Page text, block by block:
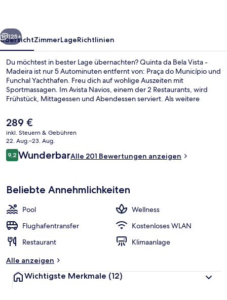
Weiter
125+
ÜbersichtZimmerLageRichtlinien
Du möchtest in bester Lage übernachten? Quinta da Bela Vista -
Madeira ist nur 5 Autominuten entfernt von: Praça do Município und
Funchal Yachthafen. Freu dich auf wohlige Auszeiten mit
Sportmassagen. Im Avista Navios, einem der 2 Restaurants, wird
Frühstück, Mittagessen und Abendessen serviert. Als weitere
eine Poolbar und einen Fitnessbereich. Andere Reisende haben viel
Gutes über das hilfsbereite Personal zu berichten.
Der
aktuelle
Preis
beträgt
289 €.
289 €
inkl. Steuern & Gebühren
22. Aug.–23. Aug.
Bewertungen
9,29,2 von 10.
WunderbarAlle 201 Bewertungen anzeigen
Beliebte Annehmlichkeiten
Pool
Wellness
Flughafentransfer
Kostenloses WLAN
Restaurant
Klimaanlage
Alle anzeigen
Wichtigste Merkmale (12)